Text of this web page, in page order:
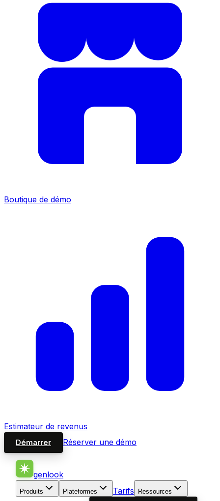
Boutique de démo
Estimateur de revenus
Démarrer Réserver une démo
genlook
Produits Plateformes Tarifs Ressources